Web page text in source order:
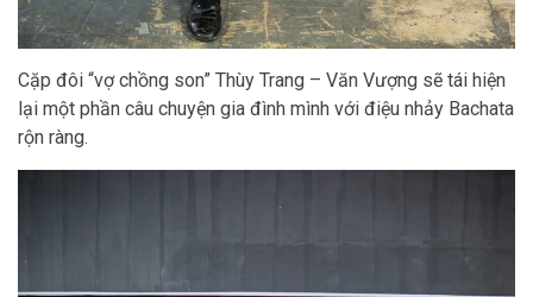
Cặp đôi “vợ chồng son” Thùy Trang – Văn Vượng sẽ tái hiện
lại một phần câu chuyện gia đình mình với điệu nhảy Bachata
rộn ràng.